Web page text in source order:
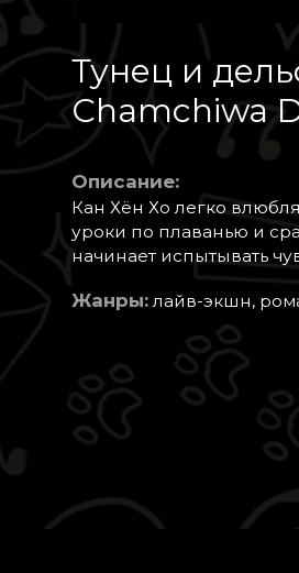
Тунец и
Chamchiwa
Описание:
Кан Хён Хо легко
уроки по плаванью и
начинает испытывать
Жанры: лайв-экшн,